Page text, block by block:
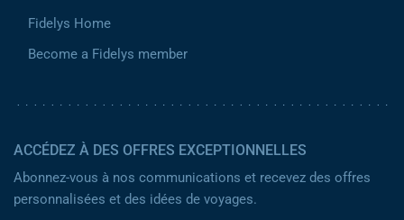
Fidelys Home
Become a Fidelys member
ACCÉDEZ À DES OFFRES EXCEPTIONNELLES
Abonnez-vous à nos communications et recevez des offres
personnalisées et des idées de voyages.